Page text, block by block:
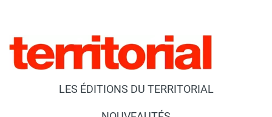
LES ÉDITIONS DU TERRITORIAL